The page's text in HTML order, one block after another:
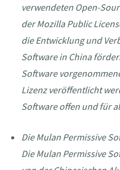
verwendeten Open-
der Mozilla Public
die Entwicklung und
Software in China
Software
Lizenz veröffentlicht
Software offen und für
Die Mulan Permissive
Die Mulan Permissive